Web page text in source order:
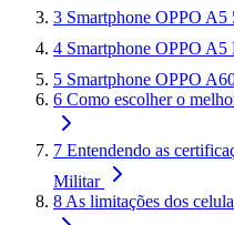
3 Smartphone OPPO A5
4 Smartphone OPPO A5
5 Smartphone OPPO
6 Como escolher o
7 Entendendo as
Militar
8 As limitações dos